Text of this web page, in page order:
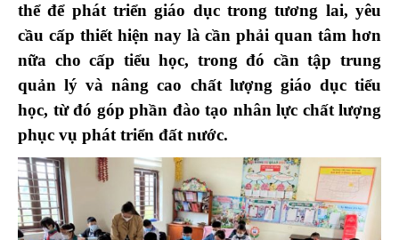
thể để phát triển giáo dục trong tương lai, yêu
cầu cấp thiết hiện nay là cần phải quan tâm hơn
nữa cho cấp tiểu học, trong đó cần tập trung
quản lý và nâng cao chất lượng giáo dục tiểu
học, từ đó góp phần đào tạo nhân lực chất lượng
phục vụ phát triển đất nước.